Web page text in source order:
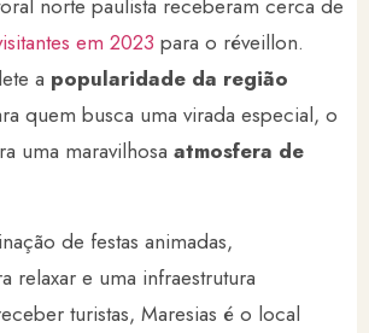
norte paulista receberam cerca de
em 2023 para o réveillon.
a popularidade da região
quem busca uma virada especial, o
uma maravilhosa atmosfera de
de festas animadas,
relaxar e uma infraestrutura
turistas, Maresias é o local